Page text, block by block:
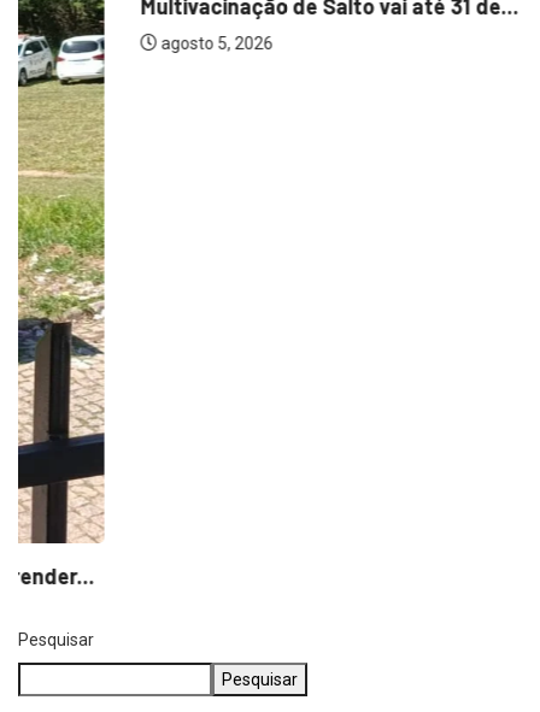
Multivacinação de Salto vai até 31 de...
agosto 5, 2026
Pesquisar
Pesquisar